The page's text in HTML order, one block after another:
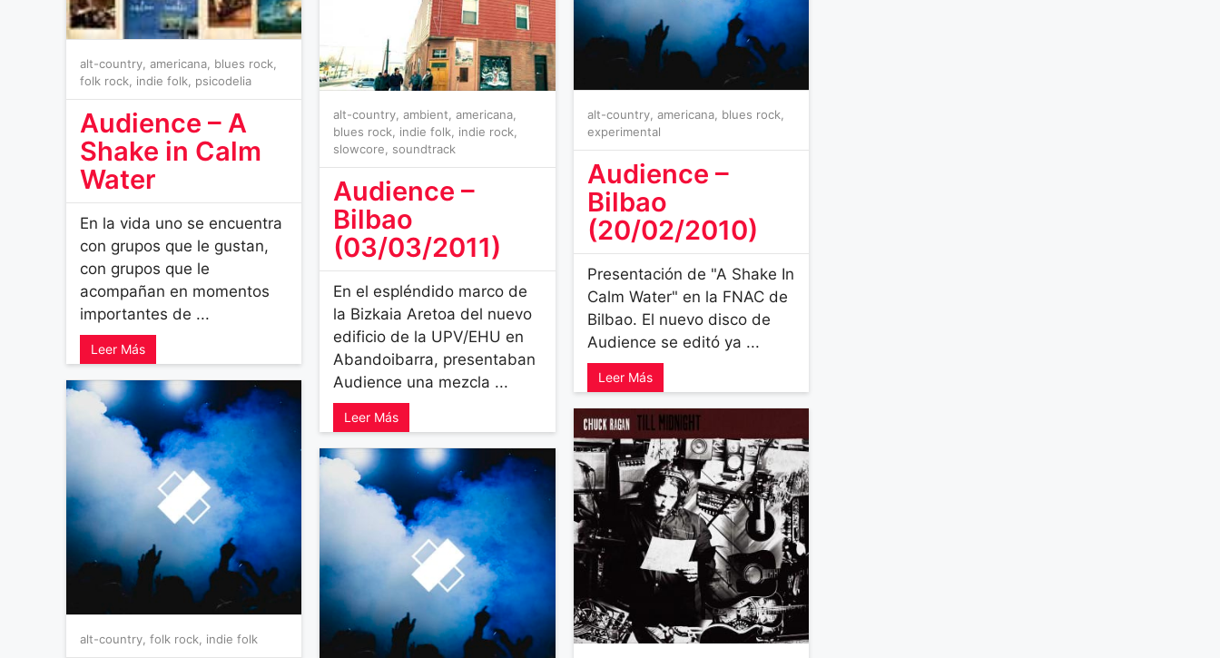
alt-country americana blues rock
folk rock
indie folk psicodelia
Audience – A
Shake in Calm
Water
En la vida uno se encuentra
con grupos que le gustan,
con grupos que le
acompañan en momentos
importantes de ...
Leer Más
alt-country ,ambient ,americana
blues rock
indie folk indie rock
slowcore
soundtrack
Audience –
Bilbao
(03/03/2011)
En el espléndido marco de
la Bizkaia Aretoa del nuevo
edificio de la UPV/EHU en
Abandoibarra, presentaban
Audience una mezcla ...
Leer Más
alt-country, americana, blues rock
experimental
Audience –
Bilbao
(20/02/2010)
Presentación de "A Shake In
Calm Water" en la FNAC de
Bilbao. El nuevo disco de
Audience se editó ya ...
Leer Más
alt-country folk rock indie folk